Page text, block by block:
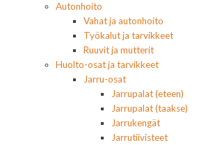
Autonhoito
Vahat ja autonhoito
Työkalut ja tarvikkeet
Ruuvit ja mutterit
Huolto-osat ja tarvikkeet
Jarru-osat
Jarrupalat (eteen)
Jarrupalat (taakse)
Jarrukengät
Jarrutiivisteet